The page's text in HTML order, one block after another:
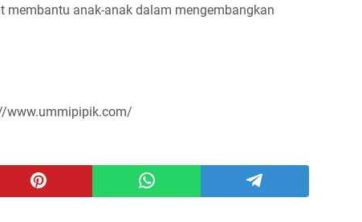
membantu anak-anak dalam mengembangkan
www.ummipipik.com/